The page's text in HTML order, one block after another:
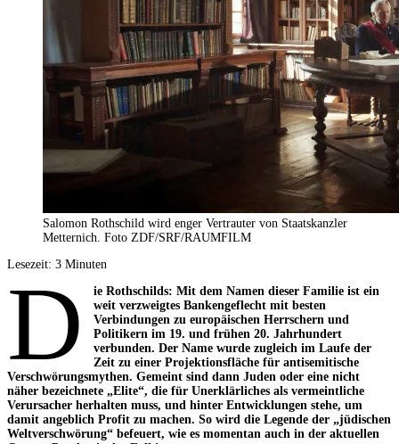
Salomon Rothschild wird enger Vertrauter von Staatskanzler
Metternich. Foto ZDF/SRF/RAUMFILM
Lesezeit: 3 Minuten
D
ie Rothschilds: Mit dem Namen dieser Familie ist ein
weit verzweigtes Bankengeflecht mit besten
Verbindungen zu europäischen Herrschern und
Politikern im 19. und frühen 20. Jahrhundert
verbunden. Der Name wurde zugleich im Laufe der
Zeit zu einer Projektionsfläche für antisemitische
Verschwörungsmythen. Gemeint sind dann Juden oder eine nicht
näher bezeichnete „Elite“, die für Unerklärliches als vermeintliche
Verursacher herhalten muss, und hinter Entwicklungen stehe, um
damit angeblich Profit zu machen. So wird die Legende der „jüdischen
Weltverschwörung“ befeuert, wie es momentan auch in der aktuellen